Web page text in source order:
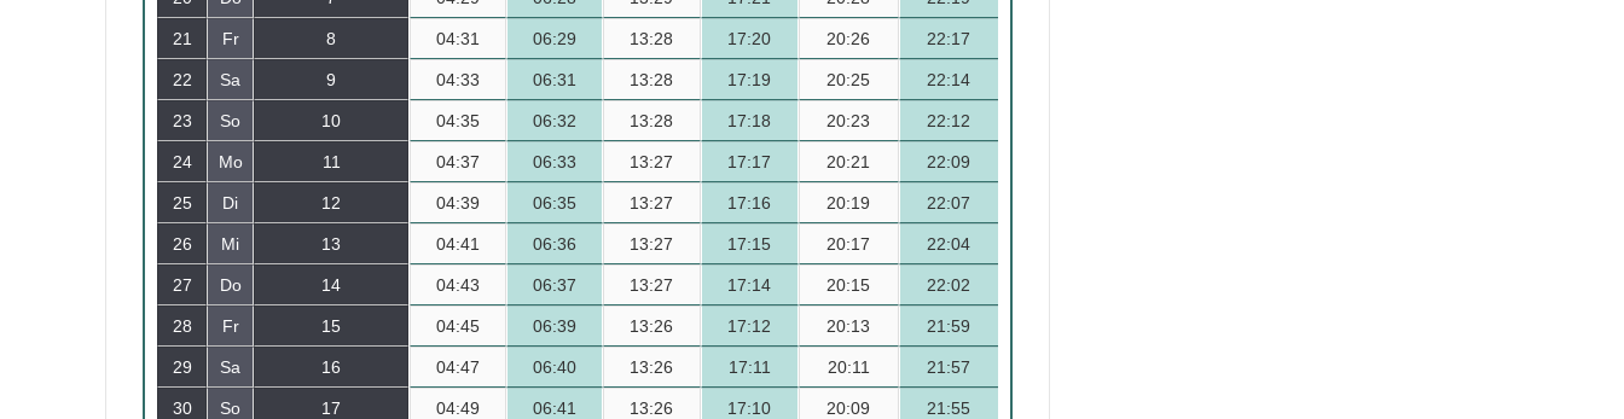
21 Fr 8
22 Sa 9
23 So 10
24 Mo 11
25 Di 12
26 Mi 13
27 Do 14
28 Fr 15
29 Sa 16
30 So 17
04:31 06:29 13:28 17:20 20:26 22:17
04:33 06:31 13:28 17:19 20:25 22:14
04:35 06:32 13:28 17:18 20:23 22:12
04:37 06:33 13:27 17:17 20:21 22:09
04:39 06:35 13:27 17:16 20:19 22:07
04:41 06:36 13:27 17:15 20:17 22:04
04:43 06:37 13:27 17:14 20:15 22:02
04:45 06:39 13:26 17:12 20:13 21:59
04:47 06:40 13:26 17:11 20:11 21:57
04:49 06:41 13:26 17:10 20:09 21:55